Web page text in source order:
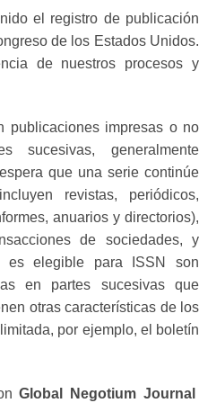
el registro de publicación
de los Estados Unidos.
de nuestros procesos y
publicaciones impresas o no
sucesivas, generalmente
que una serie continúe
revistas, periódicos,
anuarios y directorios),
de sociedades, y
es elegible para ISSN son
en partes sucesivas que
otras características de los
por ejemplo, el boletín
Global Negotium Journal